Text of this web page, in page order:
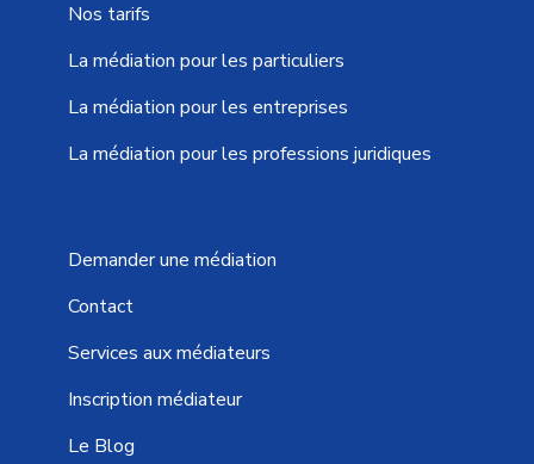
Nos tarifs
La médiation pour les particuliers
La médiation pour les entreprises
La médiation pour les professions juridiques
Demander une médiation
Contact
Services aux médiateurs
Inscription médiateur
Le Blog